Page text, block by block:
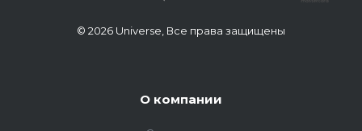
© 2026 Universe, Все права защищены
О компании